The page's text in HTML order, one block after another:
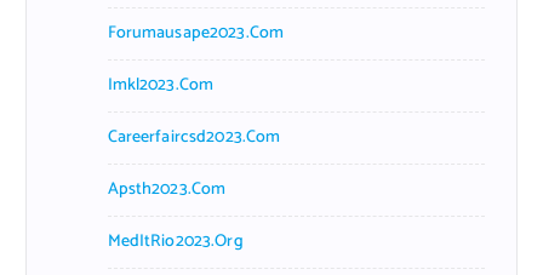
Forumausape2023.com
Imkl2023.com
Careerfaircsd2023.com
Apsth2023.com
MedItRio2023.org